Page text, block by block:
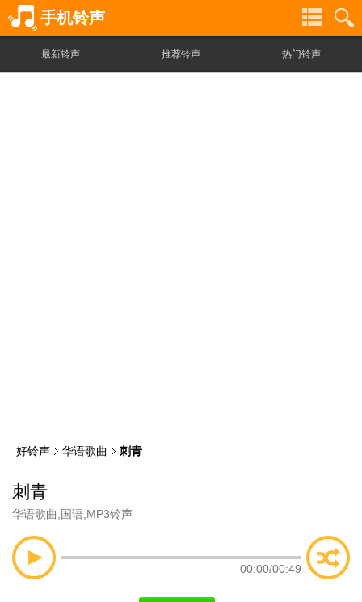
手机铃声
最新铃声 推荐铃声 热门铃声
好铃声 华语歌曲 刺青
刺青
华语歌曲 国语 MP3铃声
00:00/00:49